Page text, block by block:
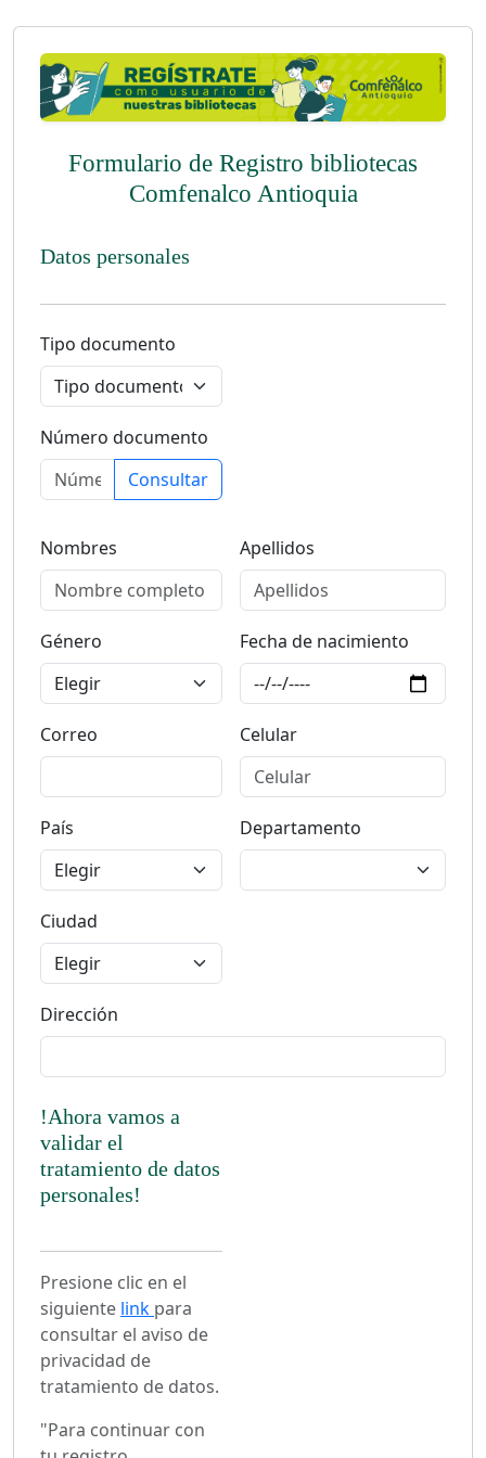
Formulario de Registro bibliotecas
Comfenalco Antioquia
Datos personales
Tipo documento
Número documento
Consultar
Nombres Apellidos
Género Fecha de nacimiento
Correo Celular
País Departamento
Ciudad
Dirección
!Ahora vamos a
validar el
tratamiento de datos
personales!
Presione clic en el
siguiente link para
consultar el aviso de
privacidad de
tratamiento de datos.
"Para continuar con